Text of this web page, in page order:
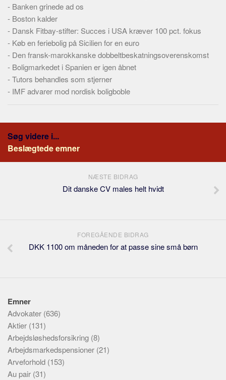
- Banken grinede ad os
- Boston kalder
- Dansk Fitbay-stifter: Succes i USA kræver 100 pct. fokus
- Køb en feriebolig på Sicilien for en euro
- Den fransk-marokkanske dobbeltbeskatningsoverenskomst
- Boligmarkedet i Spanien er igen åbnet
-Tutors behandles som stjerner
- IMF advarer mod nordisk boligboble
Søg videre i...
Beslægtede emner
NÆSTE BIDRAG
Dit danske CV males helt hvidt
FOREGÅENDE BIDRAG
DKK 1100 om måneden for at passe sine små børn
Emner
Advokater (636)
Aktier (131)
Arbejdsløshedsforsikring (8)
Arbejdsmarkedspensioner (21)
Arveforhold (153)
Au pair (31)